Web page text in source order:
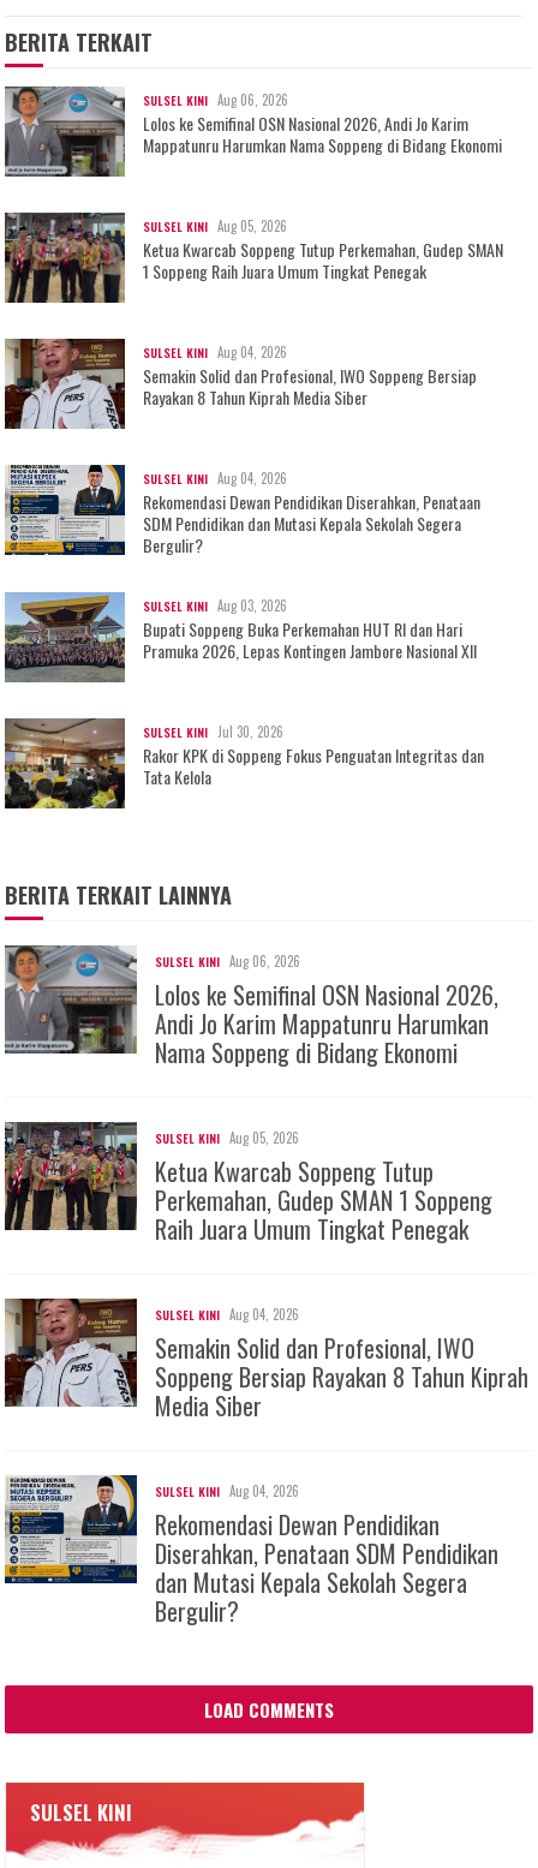
BERITA TERKAIT
SULSEL KINI Aug 06, 2026
Lolos ke Semifinal OSN Nasional 2026, Andi Jo Karim
Mappatunru Harumkan Nama Soppeng di Bidang Ekonomi
SULSEL KINI Aug 05, 2026
Ketua Kwarcab Soppeng Tutup Perkemahan, Gudep SMAN
1 Soppeng Raih Juara Umum Tingkat Penegak
SULSEL KINI Aug 04, 2026
Semakin Solid dan Profesional, IWO Soppeng Bersiap
Rayakan 8 Tahun Kiprah Media Siber
SULSEL KINI Aug 04, 2026
Rekomendasi Dewan Pendidikan Diserahkan, Penataan
SDM Pendidikan dan Mutasi Kepala Sekolah Segera
Bergulir?
SULSEL KINI Aug 03, 2026
Bupati Soppeng Buka Perkemahan HUT RI dan Hari
Pramuka 2026, Lepas Kontingen Jambore Nasional XII
SULSEL KINI Jul 30, 2026
Rakor KPK di Soppeng Fokus Penguatan Integritas dan
Tata Kelola
BERITA TERKAIT LAINNYA
SULSEL KINI Aug 06, 2026
Lolos ke Semifinal OSN Nasional 2026,
Andi Jo Karim Mappatunru Harumkan
Nama Soppeng di Bidang Ekonomi
SULSEL KINI Aug 05, 2026
Ketua Kwarcab Soppeng Tutup
Perkemahan, Gudep SMAN 1 Soppeng
Raih Juara Umum Tingkat Penegak
SULSEL KINI Aug 04, 2026
Semakin Solid dan Profesional, IWO
Soppeng Bersiap Rayakan 8 Tahun Kiprah
Media Siber
SULSEL KINI Aug 04, 2026
Rekomendasi Dewan Pendidikan
Diserahkan, Penataan SDM Pendidikan
dan Mutasi Kepala Sekolah Segera
Bergulir?
LOAD COMMENTS
SULSEL KINI